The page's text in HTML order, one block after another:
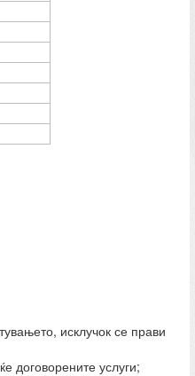
исклучок се прави
договорените услуги;